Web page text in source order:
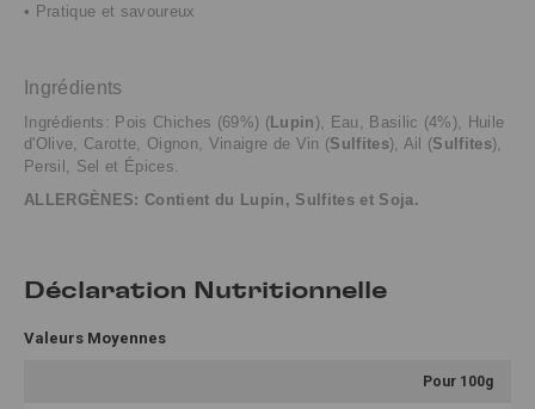
• Pratique et savoureux
Ingrédients
Ingrédients: Pois Chiches (69%) (Lupin), Eau, Basilic (4%), Huile
d'Olive, Carotte, Oignon, Vinaigre de Vin (Sulfites), Ail (Sulfites),
Persil, Sel et Épices.
ALLERGÈNES: Contient du Lupin, Sulfites et Soja.
Déclaration Nutritionnelle
Valeurs Moyennes
Pour 100g